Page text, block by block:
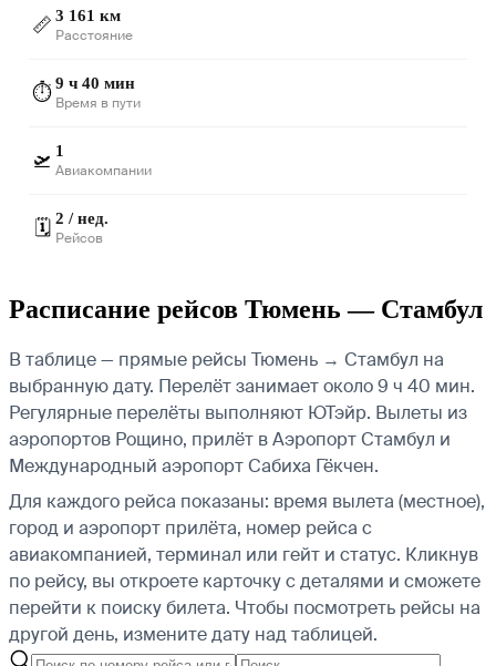
📏 3 161 км
Расстояние
⏱️9 ч 40 мин
Время в пути
🛫 1
Авиакомпании
🗓️ 2 / нед.
Рейсов
Расписание рейсов Тюмень — Стамбул
В таблице — прямые рейсы Тюмень → Стамбул на
выбранную дату. Перелёт занимает около 9 ч 40 мин.
Регулярные перелёты выполняют ЮТэйр. Вылеты из
аэропортов Рощино, прилёт в Аэропорт Стамбул и
Международный аэропорт Сабиха Гёкчен.
Для каждого рейса показаны: время вылета (местное),
город и аэропорт прилёта, номер рейса с
авиакомпанией, терминал или гейт и статус. Кликнув
по рейсу, вы откроете карточку с деталями и сможете
перейти к поиску билета. Чтобы посмотреть рейсы на
другой день, измените дату над таблицей.